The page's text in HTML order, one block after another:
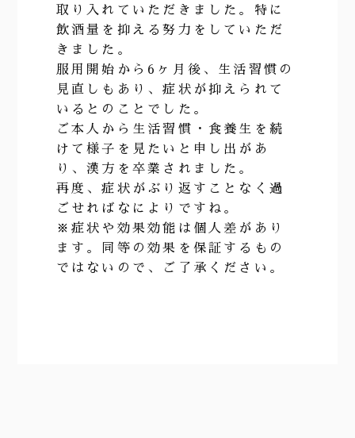
取り入れていただきました。特に
飲酒量を抑える努力をしていただ
きました。
服用開始から6ヶ月後、生活習慣の
見直しもあり、症状が抑えられて
いるとのことでした。
ご本人から生活習慣・食養生を続
けて様子を見たいと申し出があ
り、漢方を卒業されました。
再度、症状がぶり返すことなく過
ごせればなによりですね。
※症状や効果効能は個人差があり
ます。同等の効果を保証するもの
ではないので、ご了承ください。